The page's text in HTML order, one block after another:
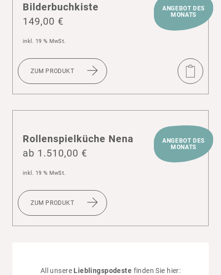
ANGEBOT DES
MONATS
Bilder­buch­kiste
149,00 €
inkl. 19 % MwSt.
ZUM PRODUKT
ANGEBOT DES
MONATS
Rollen­spiel­küche Nena
ab 1.510,00 €
inkl. 19 % MwSt.
ZUM PRODUKT
All unsere Lieblingspodeste finden Sie hier: